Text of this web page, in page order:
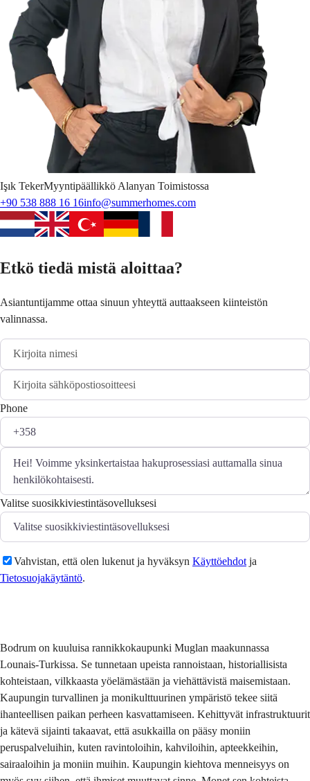
Işık TekerMyyntipäällikkö Alanyan Toimistossa
+90 538 888 16 16info@summerhomes.com
Etkö tiedä mistä aloittaa?
Asiantuntijamme ottaa sinuun yhteyttä auttaakseen kiinteistön
valinnassa.
Phone
Valitse suosikkiviestintäsovelluksesi
Vahvistan, että olen lukenut ja hyväksyn Käyttöehdot ja
Tietosuojakäytäntö.
Bodrum on kuuluisa rannikkokaupunki Muglan maakunnassa
Lounais-Turkissa. Se tunnetaan upeista rannoistaan, historiallisista
kohteistaan, vilkkaasta yöelämästään ja viehättävistä maisemistaan.
Kaupungin turvallinen ja monikulttuurinen ympäristö tekee siitä
ihanteellisen paikan perheen kasvattamiseen. Kehittyvät infrastruktuurit
ja kätevä sijainti takaavat, että asukkailla on pääsy moniin
peruspalveluihin, kuten ravintoloihin, kahviloihin, apteekkeihin,
sairaaloihin ja moniin muihin. Kaupungin kiehtova menneisyys on